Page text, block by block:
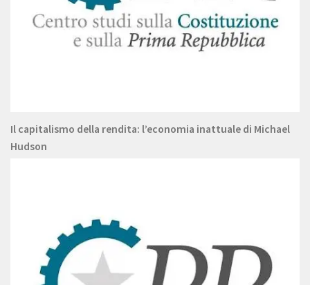
Il capitalismo della rendita: l’economia inattuale di Michael
Hudson